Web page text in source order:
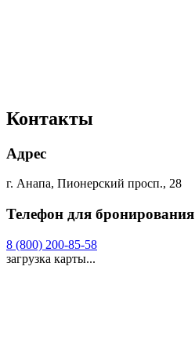
Контакты
Адрес
г. Анапа, Пионерский просп., 28
Телефон для бронирования
8 (800) 200-85-58
загрузка карты...